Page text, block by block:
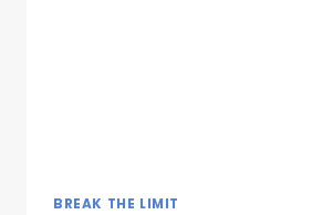
BREAK THE LIMIT